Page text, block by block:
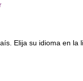
Elija su idioma en la